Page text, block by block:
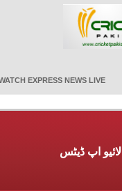
EXPRESS NEWS LIVE
لائیو اپ ڈیٹس